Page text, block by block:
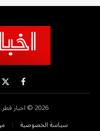
فيسبوك
X
2026 © اخبار قطر. جميع حقوق النشر محفوظة.
سياسة الخصوصية